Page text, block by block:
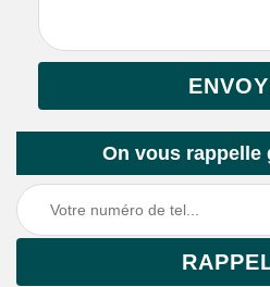
On vous rappelle